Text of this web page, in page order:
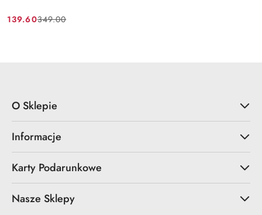
Cena
139.60
Cena
349.00
O Sklepie
Informacje
Karty Podarunkowe
Nasze Sklepy